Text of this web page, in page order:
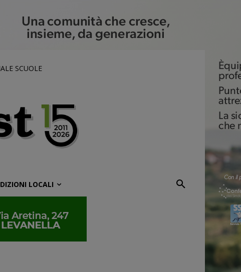
SCUOLE
LOCALI